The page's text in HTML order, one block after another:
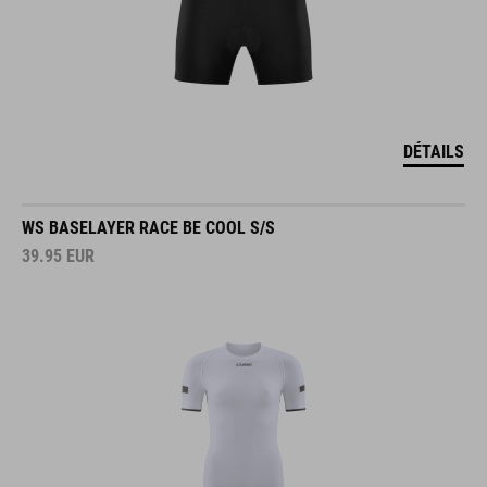
DÉTAILS
WS BASELAYER RACE BE COOL S/S
39.95 EUR